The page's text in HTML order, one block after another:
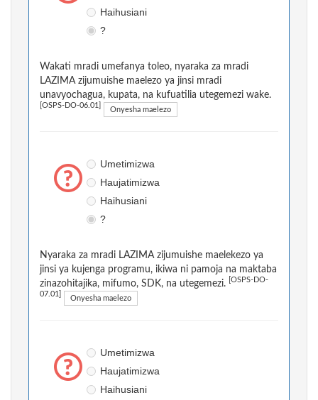
Haihusiani
?
Wakati mradi umefanya toleo, nyaraka za mradi
LAZIMA zijumuishe maelezo ya jinsi mradi
unavyochagua, kupata, na kufuatilia utegemezi wake.
[OSPS-DO-06.01] Onyesha maelezo
Umetimizwa
Haujatimizwa
Haihusiani
?
Nyaraka za mradi LAZIMA zijumuishe maelekezo ya
jinsi ya kujenga programu, ikiwa ni pamoja na maktaba
zinazohitajika, mifumo, SDK, na utegemezi.
[OSPS-DO-
07.01] Onyesha maelezo
Umetimizwa
Haujatimizwa
Haihusiani